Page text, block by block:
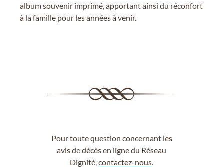
album souvenir imprimé, apportant ainsi du réconfort
à la famille pour les années à venir.
Pour toute question concernant les
avis de décès en ligne du Réseau
Dignité,contactez-nous